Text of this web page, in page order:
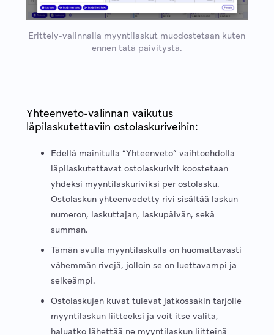
Erittely-valinnalla myyntilaskut muodostetaan kuten
ennen tätä päivitystä.
Yhteenveto-valinnan vaikutus
läpilaskutettaviin ostolaskuriveihin:
Edellä mainitulla “Yhteenveto” vaihtoehdolla
läpilaskutettavat ostolaskurivit koostetaan
yhdeksi myyntilaskuriviksi per ostolasku.
Ostolaskun yhteenvedetty rivi sisältää laskun
numeron, laskuttajan, laskupäivän, sekä
summan.
Tämän avulla myyntilaskulla on huomattavasti
vähemmän rivejä, jolloin se on luettavampi ja
selkeämpi.
Ostolaskujen kuvat tulevat jatkossakin tarjolle
myyntilaskun liitteeksi ja voit itse valita,
haluatko lähettää ne myyntilaskun liitteinä